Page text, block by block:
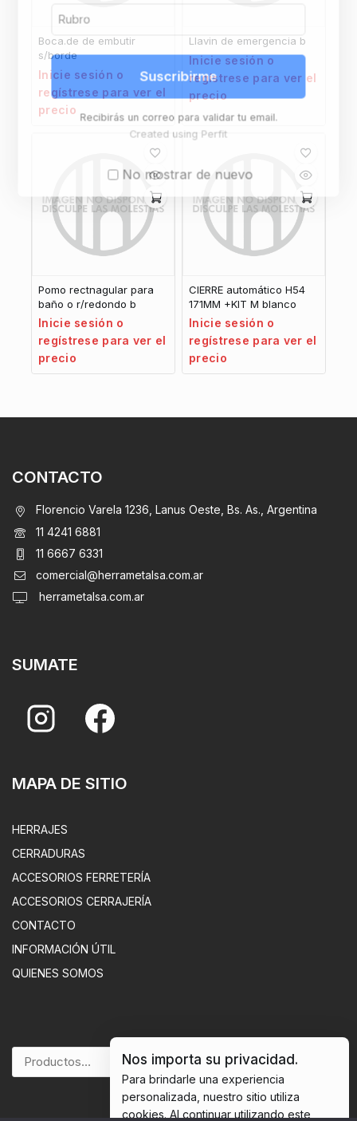
Boca.de de embutir
s/borde
Inicie sesión o
regístrese para ver el
precio
Llavin de emergencia b
Inicie sesión o
regístrese para ver el
precio
Pomo rectnagular para
baño o r/redondo b
Inicie sesión o
regístrese para ver el
precio
CIERRE automático H54
171MM +KIT M blanco
Inicie sesión o
regístrese para ver el
precio
CONTACTO
Florencio Varela 1236, Lanus Oeste, Bs. As., Argentina
11 4241 6881
11 6667 6331
comercial@herrametalsa.com.ar
herrametalsa.com.ar
SUMATE
MAPA DE SITIO
HERRAJES
CERRADURAS
ACCESORIOS FERRETERÍA
ACCESORIOS CERRAJERÍA
CONTACTO
INFORMACIÓN ÚTIL
QUIENES SOMOS
BUSCAR
Suscribirme
Recibirás un correo para validar tu email.
Created using Perfit
No mostrar de nuevo
Nos importa su privacidad.
Para brindarle una experiencia
personalizada, nuestro sitio utiliza
cookies. Al continuar utilizando este